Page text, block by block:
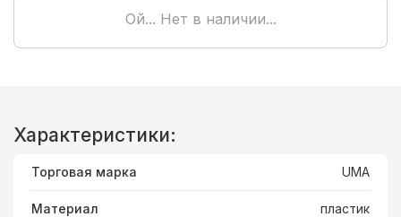
Ой... Нет в наличии...
Характеристики:
Торговая марка UMA
Материал пластик